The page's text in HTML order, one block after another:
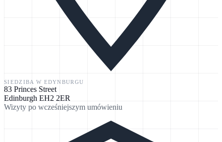
SIEDZIBA W EDYNBURGU
83 Princes Street
Edinburgh EH2 2ER
Wizyty po wcześniejszym umówieniu